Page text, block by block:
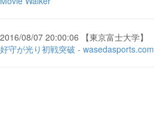
2016/08/07 20:00:06 【東京富士大学】
好守が光り初戦突破 - wasedasports.com